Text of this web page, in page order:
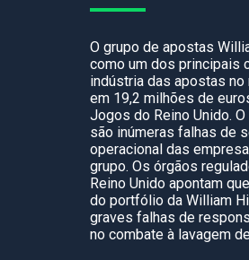
O grupo de apostas
como um dos principais
indústria das apostas
em 19,2 milhões de
Jogos do Reino Unido.
são inúmeras falhas de
operacional das
grupo. Os órgãos
Reino Unido apontam
do portfólio da William
graves falhas de
no combate à lavagem